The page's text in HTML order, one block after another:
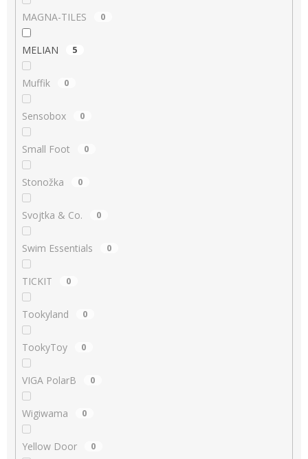
MAGNA-TILES 0
MELIAN 5
Muffik 0
Sensobox 0
Small Foot 0
Stonožka 0
Svojtka & Co. 0
Swim Essentials 0
TICKIT 0
Tookyland 0
TookyToy 0
VIGA PolarB 0
Wigiwama 0
Yellow Door 0